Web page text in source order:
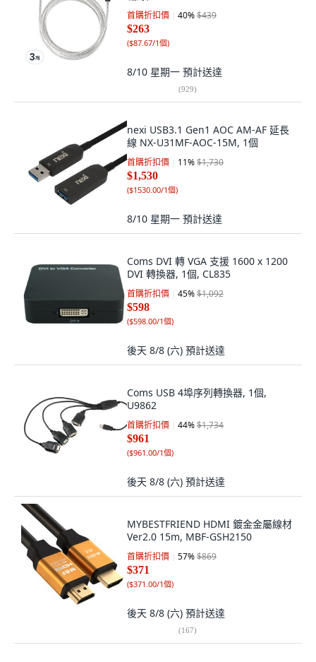
首購折扣價 40%$439
$263
($87.67/1個)
8/10 星期一 預計送達
(929)
nexi USB3.1 Gen1 AOC AM-AF 延長
線 NX-U31MF-AOC-15M, 1個
首購折扣價 11%$1,730
$1,530
($1530.00/1個)
8/10 星期一 預計送達
Coms DVI 轉 VGA 支援 1600 x 1200
DVI 轉換器, 1個, CL835
首購折扣價 45%$1,092
$598
($598.00/1個)
後天 8/8 (六) 預計送達
Coms USB 4埠序列轉換器, 1個,
U9862
首購折扣價 44%$1,734
$961
($961.00/1個)
後天 8/8 (六) 預計送達
MYBESTFRIEND HDMI 鍍金金屬線材
Ver2.0 15m, MBF-GSH2150
首購折扣價 57%$869
$371
($371.00/1個)
後天 8/8 (六) 預計送達
(167)